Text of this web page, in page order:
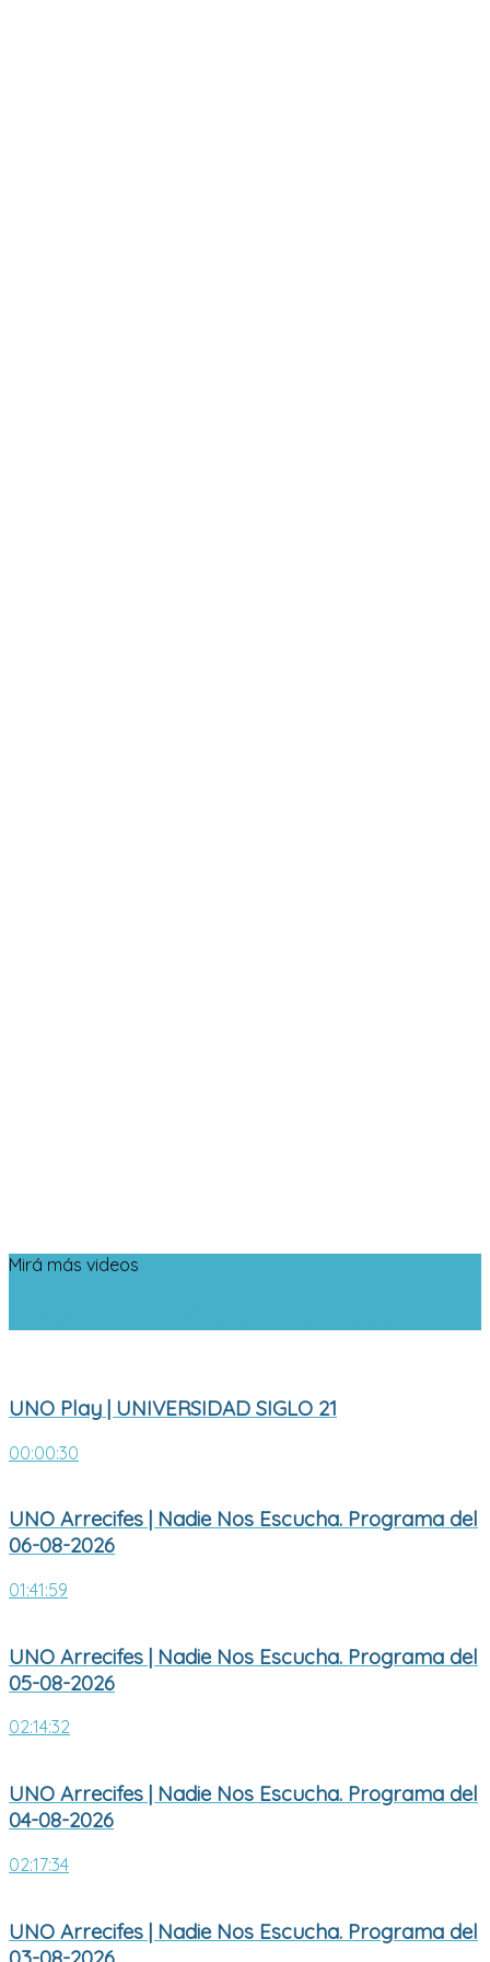
Mirá más videos
UNO Play | UNIVERSIDAD SIGLO 21
00:00:30
UNO Arrecifes | Nadie Nos Escucha. Programa del
06-08-2026
01:41:59
UNO Arrecifes | Nadie Nos Escucha. Programa del
05-08-2026
02:14:32
UNO Arrecifes | Nadie Nos Escucha. Programa del
04-08-2026
02:17:34
UNO Arrecifes | Nadie Nos Escucha. Programa del